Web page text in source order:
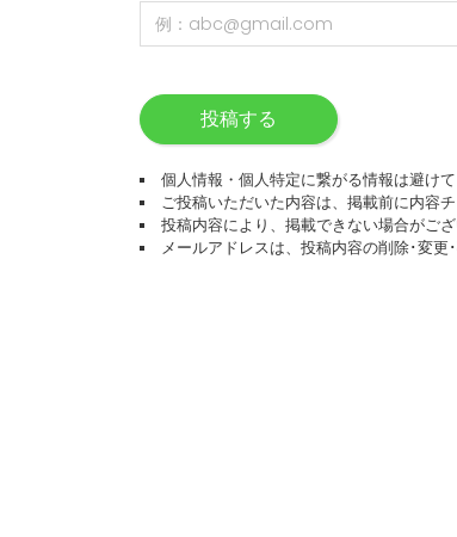
投稿する
個人情報・個人特定に繋がる情報は避けて
ご投稿いただいた内容は、掲載前に内容
投稿内容により、掲載できない場合がご
メールアドレスは、投稿内容の削除･変更